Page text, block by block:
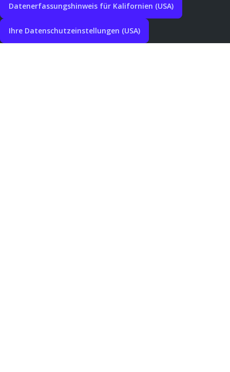
Datenerfassungshinweis für Kalifornien (USA)
Ihre Datenschutzeinstellungen (USA)